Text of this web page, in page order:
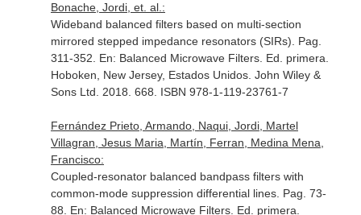
Bonache, Jordi, et. al.:
Wideband balanced filters based on multi-section
mirrored stepped impedance resonators (SIRs). Pag.
311-352. En: Balanced Microwave Filters. Ed. primera.
Hoboken, New Jersey, Estados Unidos. John Wiley &
Sons Ltd. 2018. 668. ISBN 978-1-119-23761-7
Fernández Prieto, Armando, Naqui, Jordi, Martel
Villagran, Jesus Maria, Martín, Ferran, Medina Mena,
Francisco:
Coupled-resonator balanced bandpass filters with
common-mode suppression differential lines. Pag. 73-
88. En: Balanced Microwave Filters. Ed. primera.